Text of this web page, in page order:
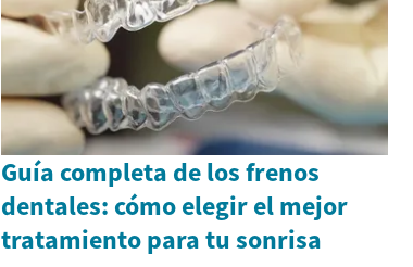
Guía completa de los frenos
dentales: cómo elegir el mejor
tratamiento para tu sonrisa